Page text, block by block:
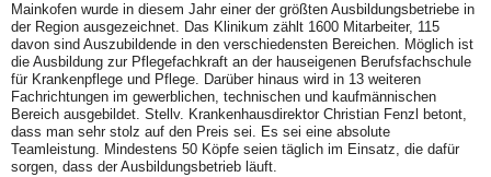
Mainkofen wurde in diesem Jahr einer der größten Ausbildungsbetriebe in
der Region ausgezeichnet. Das Klinikum zählt 1600 Mitarbeiter, 115
davon sind Auszubildende in den verschiedensten Bereichen. Möglich ist
die Ausbildung zur Pflegefachkraft an der hauseigenen Berufsfachschule
für Krankenpflege und Pflege. Darüber hinaus wird in 13 weiteren
Fachrichtungen im gewerblichen, technischen und kaufmännischen
Bereich ausgebildet. Stellv. Krankenhausdirektor Christian Fenzl betont,
dass man sehr stolz auf den Preis sei. Es sei eine absolute
Teamleistung. Mindestens 50 Köpfe seien täglich im Einsatz, die dafür
sorgen, dass der Ausbildungsbetrieb läuft.